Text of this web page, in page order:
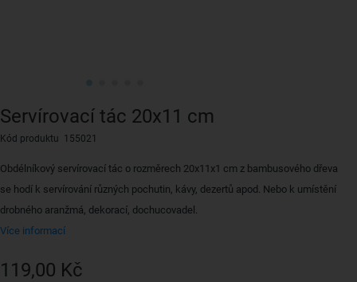
Servírovací tác 20x11 cm
Kód produktu 155021
Obdélníkový servírovací tác o rozměrech 20x11x1 cm z bambusového dřeva
se hodí k servírování různých pochutin, kávy, dezertů apod. Nebo k umístění
drobného aranžmá, dekorací, dochucovadel.
Více informací
119,00 Kč